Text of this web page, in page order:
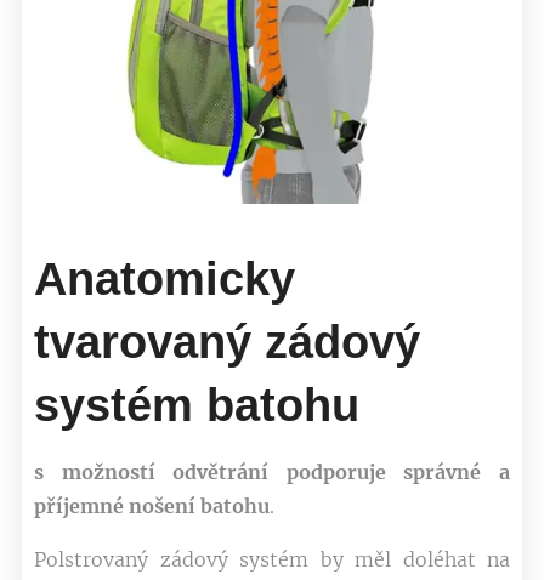
Anatomicky
tvarovaný zádový
systém batohu
s možností odvětrání podporuje správné a
příjemné nošení batohu.
Polstrovaný zádový systém by měl doléhat na